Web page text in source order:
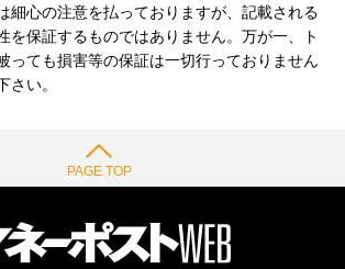
細心の注意を払っておりますが、記載される
を保証するものではありません。万が一、ト
っても損害等の保証は一切行っておりません
さい。
PAGE TOP